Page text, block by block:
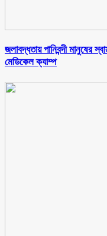
জলাবদ্ধতায় পানিবন্দী মানুষের
মেডিকেল ক্যাম্প